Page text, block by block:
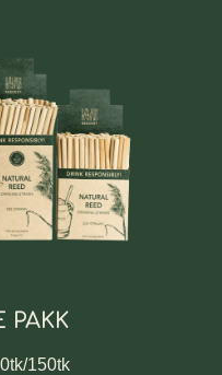
PAKK
150tk